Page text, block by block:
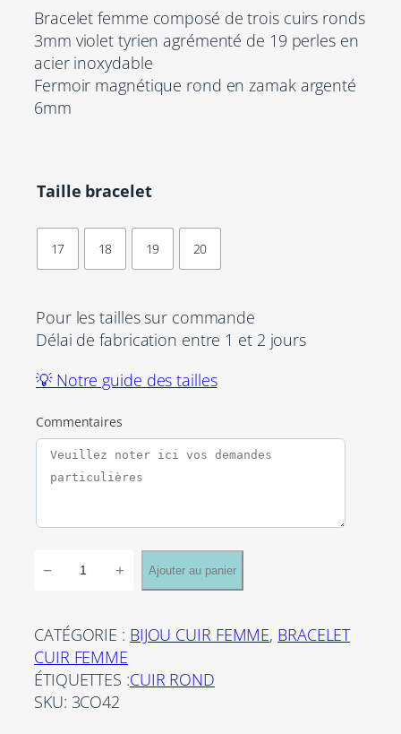
Bracelet femme composé de trois cuirs ronds
3mm violet tyrien agrémenté de 19 perles en
acier inoxydable
Fermoir magnétique rond en zamak argenté
6mm
Taille bracelet
17 18 19 20
Pour les tailles sur commande
Délai de fabrication entre 1 et 2 jours
💡 Notre guide des tailles
Commentaires
n
t
i
t
− + Ajouter au panier
CATÉGORIE : BIJOU CUIR FEMME, BRACELET
CUIR FEMME
ÉTIQUETTES :CUIR ROND
SKU: 3CO42